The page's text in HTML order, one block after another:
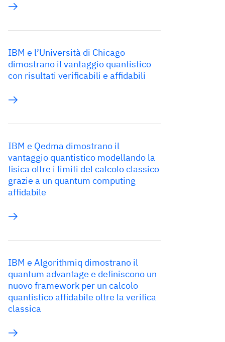
IBM e l’Università di Chicago
dimostrano il vantaggio quantistico
con risultati verificabili e affidabili
IBM e Qedma dimostrano il
vantaggio quantistico modellando la
fisica oltre i limiti del calcolo classico
grazie a un quantum computing
affidabile
IBM e Algorithmiq dimostrano il
quantum advantage e definiscono un
nuovo framework per un calcolo
quantistico affidabile oltre la verifica
classica